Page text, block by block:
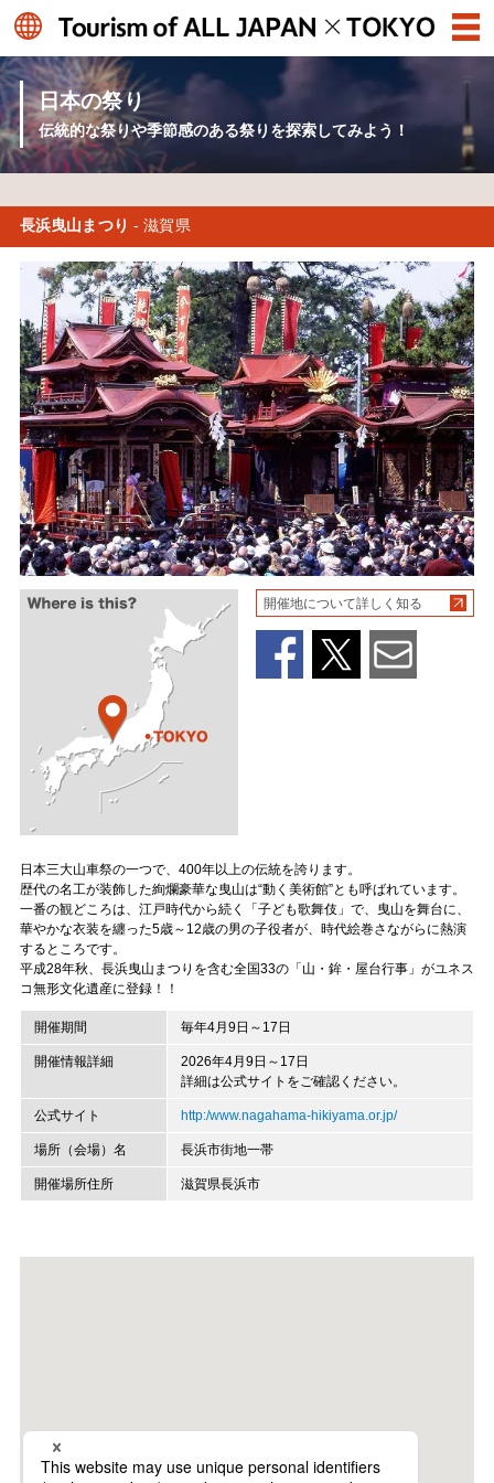
日本の祭り
伝統的な祭りや季節感のある祭りを探索してみよう！
長浜曳山まつり- 滋賀県
開催地について詳しく知る
日本三大山車祭の一つで、400年以上の伝統を誇ります。
歴代の名工が装飾した絢爛豪華な曳山は“動く美術館”とも呼ばれています。
一番の観どころは、江戸時代から続く「子ども歌舞伎」で、曳山を舞台に、
華やかな衣装を纏った5歳～12歳の男の子役者が、時代絵巻さながらに熱演
するところです。
平成28年秋、長浜曳山まつりを含む全国33の「山・鉾・屋台行事」がユネス
コ無形文化遺産に登録！！
開催期間 毎年4月9日～17日
開催情報詳細
2026年4月9日～17日
詳細は公式サイトをご確認ください。
公式サイト http:/www.nagahama-hikiyama.or.jp/
場所（会場）名 長浜市街地一帯
開催場所住所 滋賀県長浜市